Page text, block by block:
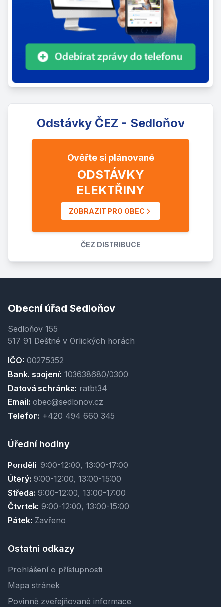
Odstávky ČEZ - Sedloňov
Ověřte si plánované
ODSTÁVKY
ELEKTŘINY
ZOBRAZIT PRO OBEC
ČEZ DISTRIBUCE
Obecní úřad Sedloňov
Sedloňov 155
517 91 Deštné v Orlických horách
IČO: 00275352
Bank. spojení: 103638680/0300
Datová schránka: ratbt34
Email: obec@sedlonov.cz
Telefon: +420 494 660 345
Úřední hodiny
Pondělí: 9:00-12:00, 13:00-17:00
Úterý: 9:00-12:00, 13:00-15:00
Středa: 9:00-12:00, 13:00-17:00
Čtvrtek: 9:00-12:00, 13:00-15:00
Pátek: Zavřeno
Ostatní odkazy
Prohlášení o přístupnosti
Mapa stránek
Povinně zveřejňované informace